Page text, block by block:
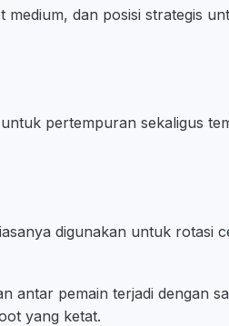
dan posisi strategis
pertempuran sekaligus
digunakan untuk rotasi
antar pemain terjadi dengan
yang ketat.